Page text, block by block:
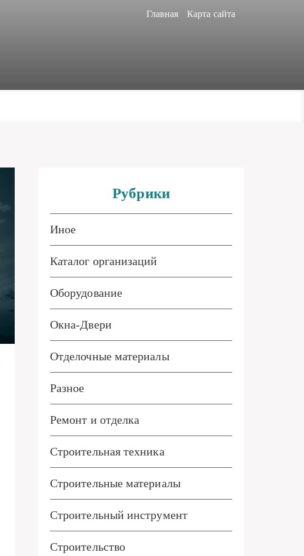
Главная Карта сайта
Рубрики
Иное
Каталог организаций
Оборудование
Окна-Двери
Отделочные материалы
Разное
Ремонт и отделка
Строительная техника
Строительные материалы
Строительный инструмент
Строительство